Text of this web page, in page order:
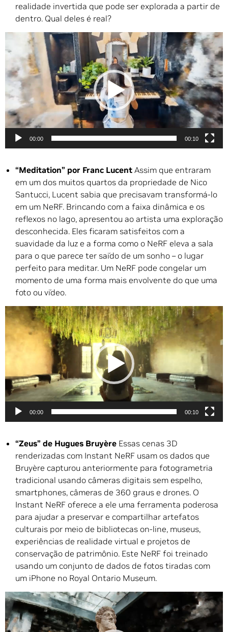
realidade invertida que pode ser explorada a partir de
dentro. Qual deles é real?
Tocador
de
vídeo
00:00 00:10
“Meditation” por Franc Lucent Assim que entraram
em um dos muitos quartos da propriedade de Nico
Santucci, Lucent sabia que precisavam transformá-lo
em um NeRF. Brincando com a faixa dinâmica e os
reflexos no lago, apresentou ao artista uma exploração
desconhecida. Eles ficaram satisfeitos com a
suavidade da luz e a forma como o NeRF eleva a sala
para o que parece ter saído de um sonho – o lugar
perfeito para meditar. Um NeRF pode congelar um
momento de uma forma mais envolvente do que uma
foto ou vídeo.
Tocador
de
00:00 00:10
“Zeus” de Hugues Bruyère Essas cenas 3D
renderizadas com Instant NeRF usam os dados que
Bruyère capturou anteriormente para fotogrametria
tradicional usando câmeras digitais sem espelho,
smartphones, câmeras de 360 ​​graus e drones. O
Instant NeRF oferece a ele uma ferramenta poderosa
para ajudar a preservar e compartilhar artefatos
culturais por meio de bibliotecas on-line, museus,
experiências de realidade virtual e projetos de
conservação de patrimônio. Este NeRF foi treinado
usando um conjunto de dados de fotos tiradas com
um iPhone no Royal Ontario Museum.
Tocador
de
vídeo